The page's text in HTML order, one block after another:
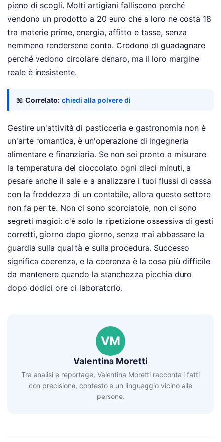
pieno di scogli. Molti artigiani falliscono perché
vendono un prodotto a 20 euro che a loro ne costa 18
tra materie prime, energia, affitto e tasse, senza
nemmeno rendersene conto. Credono di guadagnare
perché vedono circolare denaro, ma il loro margine
reale è inesistente.
📖 Correlato: chiedi alla polvere di
Gestire un'attività di pasticceria e gastronomia non è
un'arte romantica, è un'operazione di ingegneria
alimentare e finanziaria. Se non sei pronto a misurare
la temperatura del cioccolato ogni dieci minuti, a
pesare anche il sale e a analizzare i tuoi flussi di cassa
con la freddezza di un contabile, allora questo settore
non fa per te. Non ci sono scorciatoie, non ci sono
segreti magici: c'è solo la ripetizione ossessiva di gesti
corretti, giorno dopo giorno, senza mai abbassare la
guardia sulla qualità e sulla procedura. Successo
significa coerenza, e la coerenza è la cosa più difficile
da mantenere quando la stanchezza picchia duro
dopo dodici ore di laboratorio.
VM
Valentina Moretti
Tra analisi e reportage, Valentina Moretti racconta i fatti
con precisione, contesto e un linguaggio vicino alle
persone.